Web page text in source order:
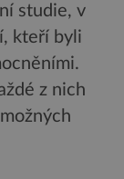
studie, v
kteří byli
z nich